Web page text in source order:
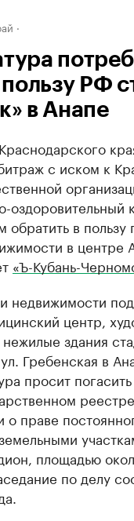
пользу РФ
в Анапе
с иском к
оздоровительный
обратить в пользу
в центре
«Ъ-Кубань-
недвижимости
центр,
здания
Гребенская в
просит
реестре
праве
площадью
по делу